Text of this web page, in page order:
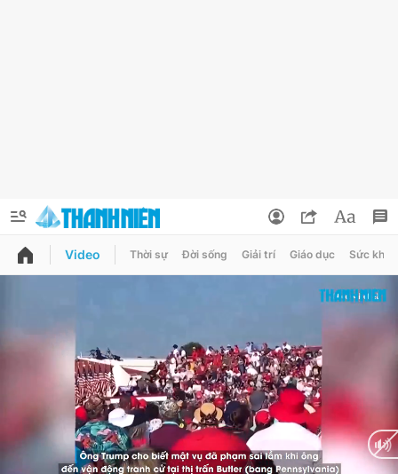
QUẢNG CÁO
Chuyên mục
Chuyên mục khác
Chào ngày mới Tin 24h
Đổi mật khẩu
Tin đã lưu
Tin đã xem
Video Thời sự Đời sống Giải trí Giáo dục Sức khỏe